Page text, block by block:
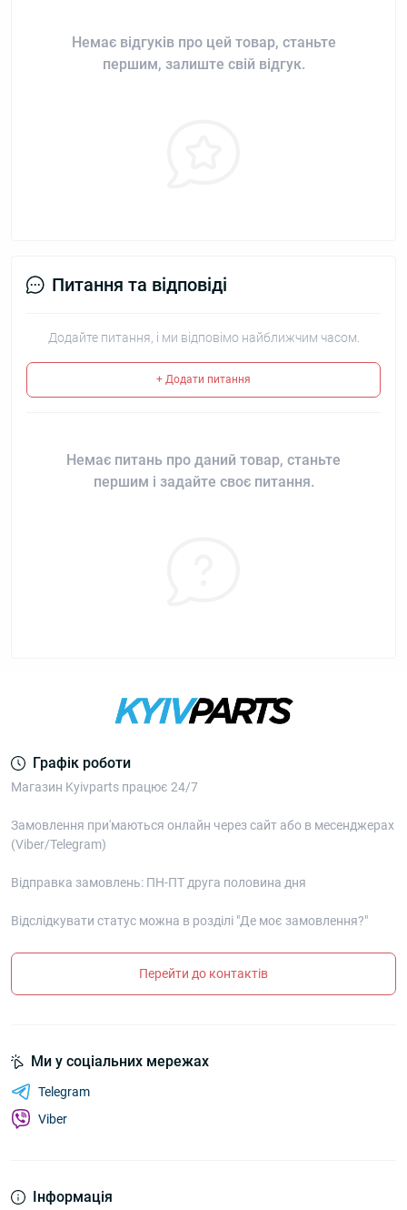
Немає відгуків про цей товар, станьте
першим, залиште свій відгук.
Питання та відповіді
Додайте питання, і ми відповімо найближчим часом.
+ Додати питання
Немає питань про даний товар, станьте
першим і задайте своє питання.
Графік роботи
Магазин Kyivparts працює 24/7
Замовлення при'маються онлайн через сайт або в месенджерах
(Viber/Telegram)
Відправка замовлень: ПН-ПТ друга половина дня
Відслідкувати статус можна в розділі "Де моє замовлення?"
Перейти до контактів
Інформація
Ми у соціальних мережах
Telegram
Viber